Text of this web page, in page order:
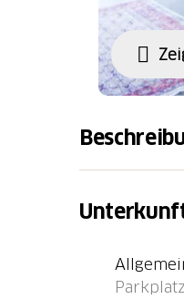
Montmelon
grosser,
Fernseher